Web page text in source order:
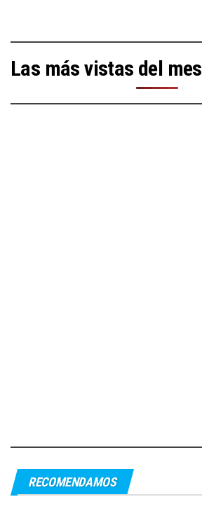
Las más vistas del mes
RECOMENDAMOS